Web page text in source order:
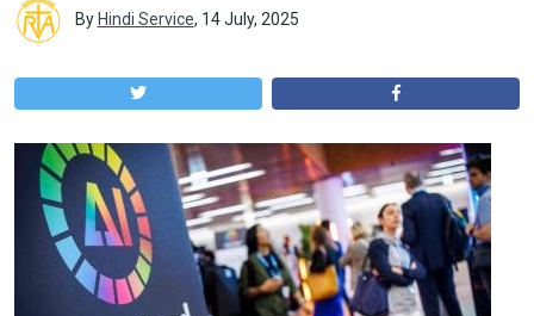
By Hindi Service, 14 July, 2025